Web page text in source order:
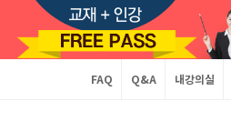
FAQ Q&A 내강의실